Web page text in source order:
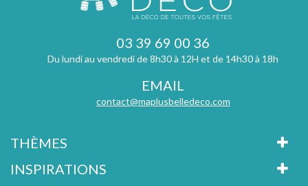
03 39 69 00 36
Du lundi au vendredi de 8h30 à 12H et de 14h30 à 18h
EMAIL
contact@maplusbelledeco.com
THÈMES
INSPIRATIONS